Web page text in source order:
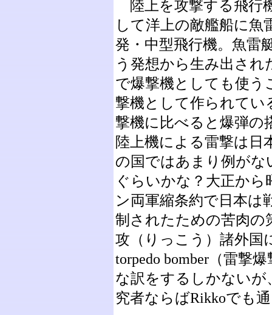
陸上を攻撃する飛行
して洋上の敵艦船に魚
発・中型飛行機。魚雷
う発想から生み出さ
で爆撃機としても使
撃機として作られてい
撃機に比べると爆弾の
陸上機による雷撃は日
の国ではあまり例が
ぐらいかな？大正か
ン両軍縮条約で日本は
制されたための苦肉の
攻（りっこう）諸外国
torpedo bomber（雷撃
な訳をするしかないが
究者ならばRikkoでも